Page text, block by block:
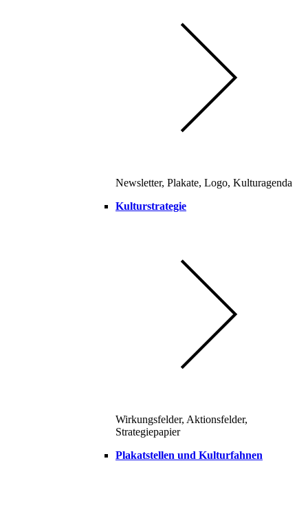
Newsletter, Plakate, Logo, Kulturagenda
Kulturstrategie
Wirkungsfelder, Aktionsfelder,
Strategiepapier
Plakatstellen und Kulturfahnen